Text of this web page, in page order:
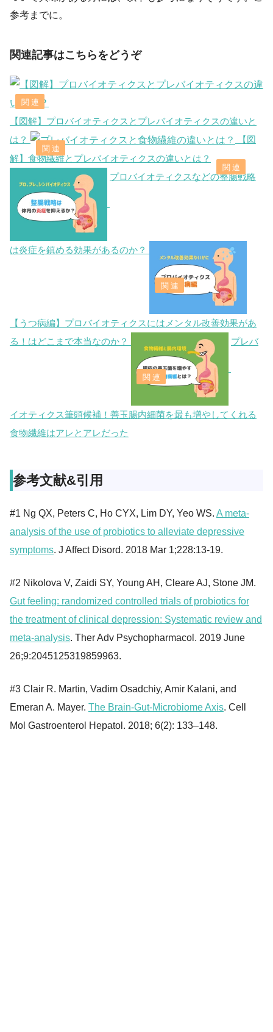
参考までに。
関連記事はこちらをどうぞ
【図解】プロバイオティクスとプレバイオティクスの違いと
は？
【図
解】食物繊維とプレバイオティクスの違いとは？
プロバイオティクスなどの整腸戦略
は炎症を鎮める効果があるのか？
【うつ病編】プロバイオティクスにはメンタル改善効果があ
る！はどこまで本当なのか？
プレバ
イオティクス筆頭候補！善玉腸内細菌を最も増やしてくれる
食物繊維はアレとアレだった
参考文献&引用
#1 Ng QX, Peters C, Ho CYX, Lim DY, Yeo WS. A meta-
analysis of the use of probiotics to alleviate depressive
symptoms. J Affect Disord. 2018 Mar 1;228:13-19.
#2 Nikolova V, Zaidi SY, Young AH, Cleare AJ, Stone JM.
Gut feeling: randomized controlled trials of probiotics for
the treatment of clinical depression: Systematic review and
meta-analysis. Ther Adv Psychopharmacol. 2019 June
26;9:2045125319859963.
#3 Clair R. Martin, Vadim Osadchiy, Amir Kalani, and
Emeran A. Mayer. The Brain-Gut-Microbiome Axis. Cell
Mol Gastroenterol Hepatol. 2018; 6(2): 133–148.